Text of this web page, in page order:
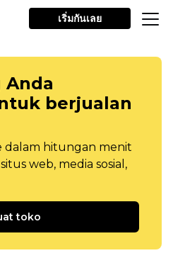
เริ่มกันเลย
Anda
berjualan
dalam hitungan menit
web, media sosial,
toko